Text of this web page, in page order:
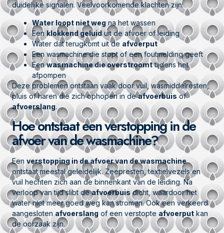
duidelijke signalen. Veelvoorkomende klachten zijn:
Water loopt niet weg na het wassen
Een klokkend geluid uit de afvoer of leiding
Water dat terugkomt uit de afvoerput
Een wasmachine die stopt of een foutmelding geeft
Eenwasmachine die overstroomttijdens het
afpompen
Deze problemen ontstaan vaak door vuil, wasmiddelresten,
pluis of haren die zich ophopen in deafvoerbuis of
afvoerslang.
Hoe ontstaat een verstopping in de
afvoer van de wasmachine?
Een verstopping in de afvoer van de wasmachine
ontstaat meestal geleidelijk. Zeepresten, textielvezels en
vuil hechten zich aan de binnenkant van de leiding. Na
verloop van tijd slibt deafvoerbuisdicht, waardoor het
water niet meer goed weg kan stromen. Ook een verkeerd
aangesloten afvoerslang of een verstopte afvoerput kan
de oorzaak zijn.